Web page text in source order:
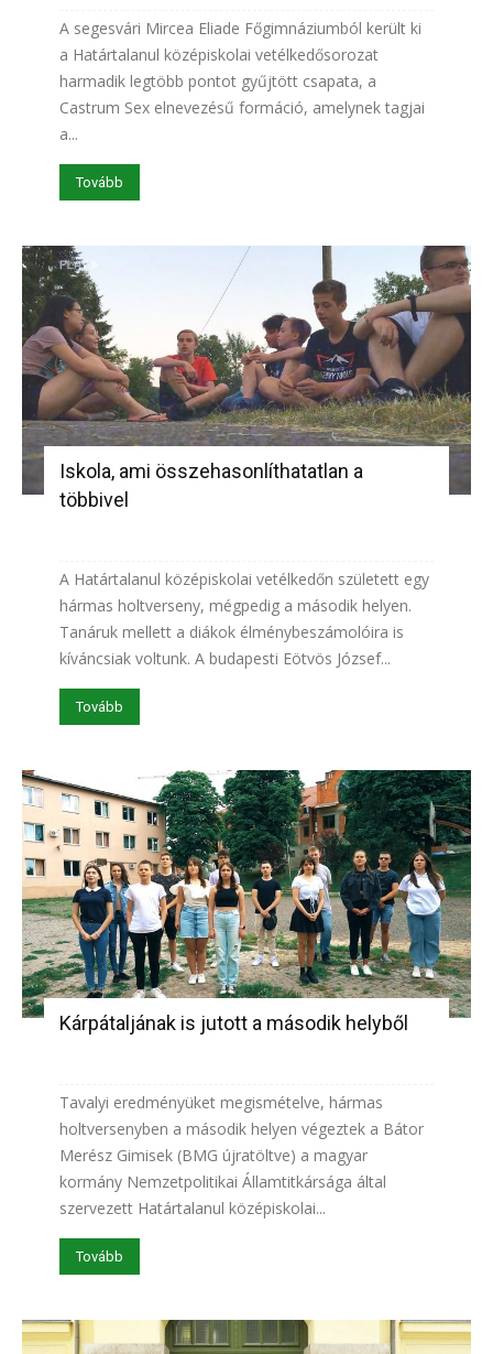
A segesvári Mircea Eliade Főgimnáziumból került ki
a Határtalanul középiskolai vetélkedősorozat
harmadik legtöbb pontot gyűjtött csapata, a
Castrum Sex elnevezésű formáció, amelynek tagjai
a...
Tovább
Iskola, ami összehasonlíthatatlan a
többivel
A Határtalanul középiskolai vetélkedőn született egy
hármas holtverseny, mégpedig a második helyen.
Tanáruk mellett a diákok élménybeszámolóira is
kíváncsiak voltunk. A budapesti Eötvös József...
Tovább
Kárpátaljának is jutott a második helyből
Tavalyi eredményüket megismételve, hármas
holtversenyben a második helyen végeztek a Bátor
Merész Gimisek (BMG újratöltve) a magyar
kormány Nemzetpolitikai Államtitkársága által
szervezett Határtalanul középiskolai...
Tovább